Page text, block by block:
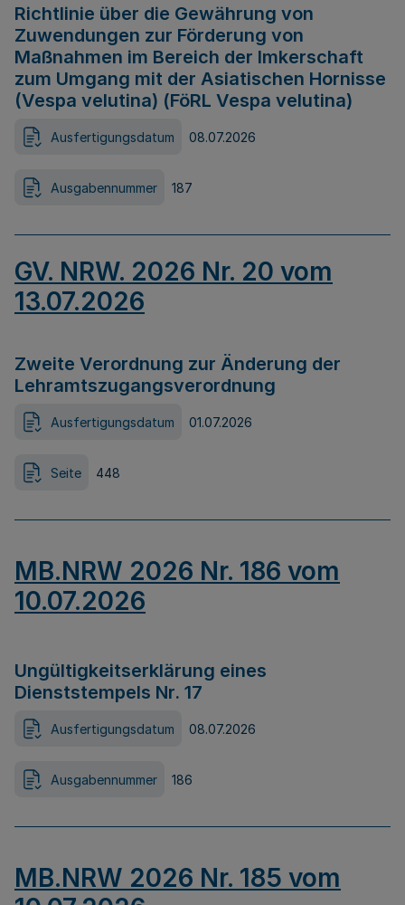
Richtlinie über die Gewährung von
Zuwendungen zur Förderung von
Maßnahmen im Bereich der Imkerschaft
zum Umgang mit der Asiatischen Hornisse
(Vespa velutina) (FöRL Vespa velutina)
Ausfertigungsdatum 08.07.2026
Ausgabennummer 187
GV. NRW. 2026 Nr. 20 vom
13.07.2026
Zweite Verordnung zur Änderung der
Lehramtszugangsverordnung
Ausfertigungsdatum 01.07.2026
Seite 448
MB.NRW 2026 Nr. 186 vom
10.07.2026
Ungültigkeitserklärung eines
Dienststempels Nr. 17
Ausfertigungsdatum 08.07.2026
Ausgabennummer 186
MB.NRW 2026 Nr. 185 vom